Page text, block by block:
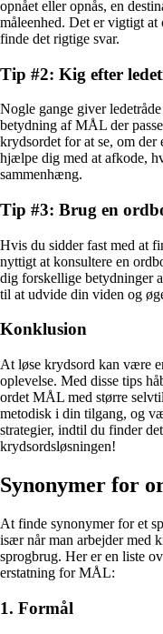
opnået eller opnås, en
måleenhed. Det er vigtigt
finde det rigtige svar.
Tip #2: Kig efter
Nogle gange giver
betydning af MÅL der
krydsordet for at se, om der
hjælpe dig med at afkode,
sammenhæng.
Tip #3: Brug en
Hvis du sidder fast med at
nyttigt at konsultere en
dig forskellige betydninger
til at udvide din viden og
Konklusion
At løse krydsord kan være
oplevelse. Med disse tips
ordet MÅL med større
metodisk i din tilgang, og
strategier, indtil du finder
krydsordsløsningen!
Synonymer for
At finde synonymer for et
især når man arbejder med
sprogbrug. Her er en liste
erstatning for MÅL:
1. Formål